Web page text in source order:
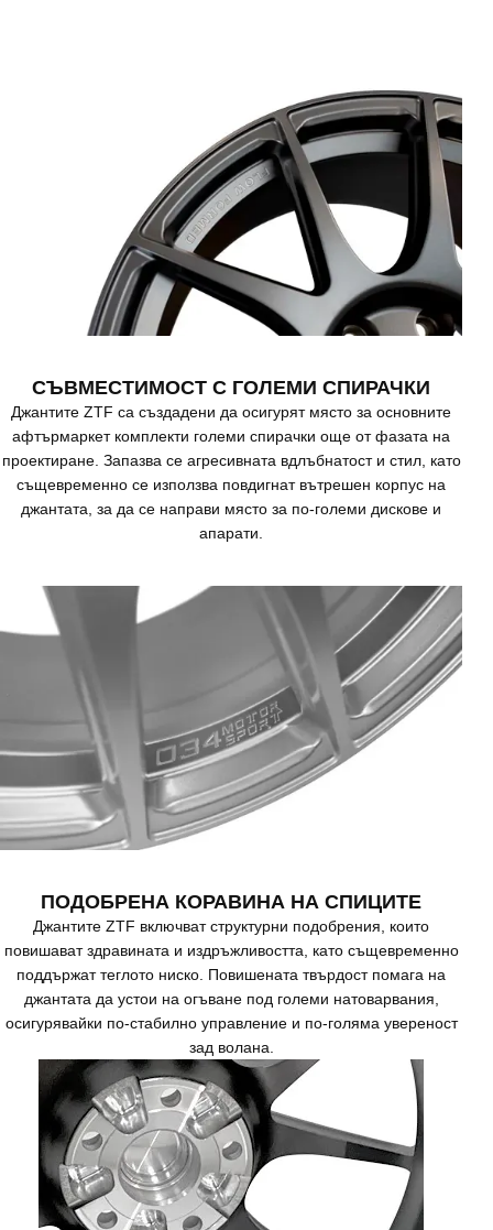
СЪВМЕСТИМОСТ С ГОЛЕМИ СПИРАЧКИ
Джантите ZTF са създадени да осигурят място за основните
афтърмаркет комплекти големи спирачки още от фазата на
проектиране. Запазва се агресивната вдлъбнатост и стил, като
същевременно се използва повдигнат вътрешен корпус на
джантата, за да се направи място за по-големи дискове и
апарати.
ПОДОБРЕНА КОРАВИНА НА СПИЦИТЕ
Джантите ZTF включват структурни подобрения, които
повишават здравината и издръжливостта, като същевременно
поддържат теглото ниско. Повишената твърдост помага на
джантата да устои на огъване под големи натоварвания,
осигурявайки по-стабилно управление и по-голяма увереност
зад волана.